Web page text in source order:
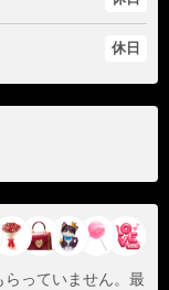
休日
っていません。最